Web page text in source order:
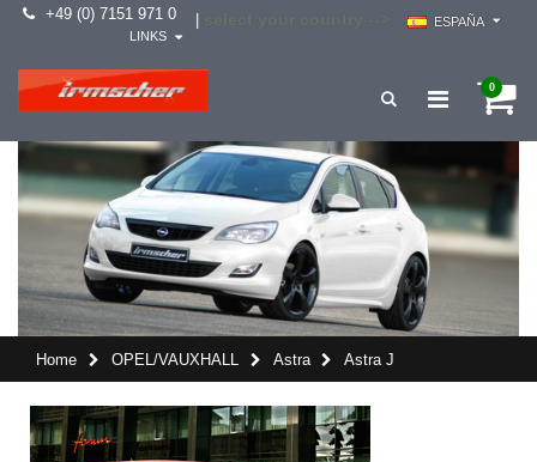
+49 (0) 7151 971 0
ESPAÑA
LINKS
0
Home OPEL/VAUXHALL Astra Astra J